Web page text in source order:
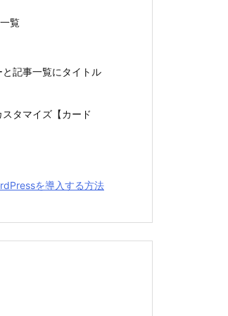
覧
と記事一覧にタイトル
タマイズ【カード
を導入する方法